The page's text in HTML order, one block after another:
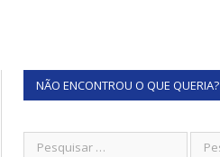
NÃO ENCONTROU O QUE QUERIA?